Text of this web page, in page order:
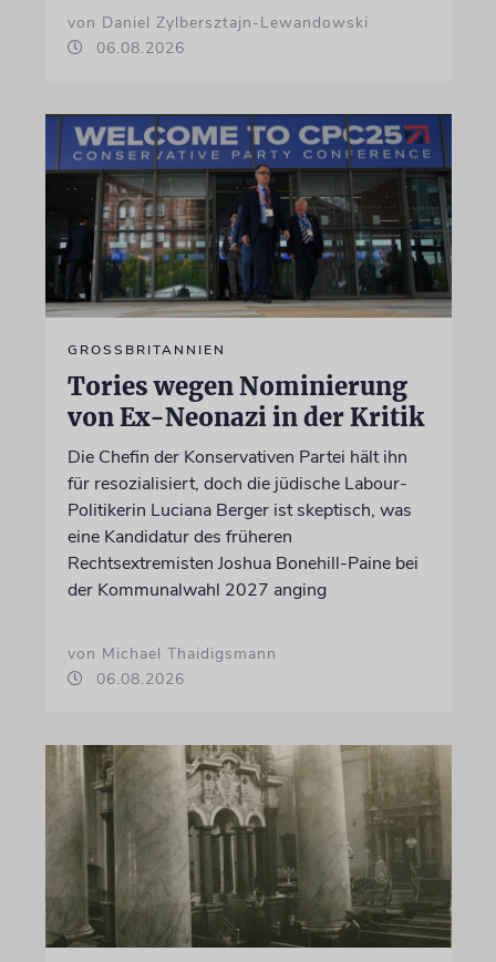
von Daniel Zylbersztajn-Lewandowski
06.08.2026
GROSSBRITANNIEN
Tories wegen Nominierung
von Ex-Neonazi in der Kritik
Die Chefin der Konservativen Partei hält ihn
für resozialisiert, doch die jüdische Labour-
Politikerin Luciana Berger ist skeptisch, was
eine Kandidatur des früheren
Rechtsextremisten Joshua Bonehill-Paine bei
der Kommunalwahl 2027 anging
von Michael Thaidigsmann
06.08.2026